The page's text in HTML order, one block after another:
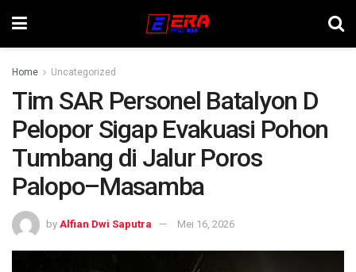
Home Uncategorized
Tim SAR Personel Batalyon D
Pelopor Sigap Evakuasi Pohon
Tumbang di Jalur Poros
Palopo–Masamba
by Alfian Dwi Saputra Mei 16, 2026